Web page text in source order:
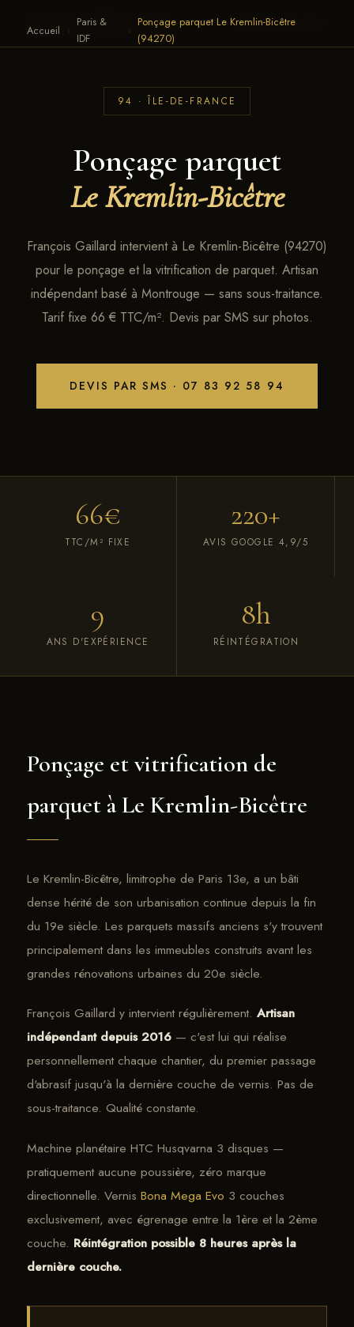
François Gaillard · Parquet ← RETOUR AU SITE
Accueil ›
Paris &
IDF
›
Ponçage parquet Le Kremlin-Bicêtre
(94270)
94 · ÎLE-DE-FRANCE
Ponçage parquet
Le Kremlin-Bicêtre
François Gaillard intervient à Le Kremlin-Bicêtre (94270)
pour le ponçage et la vitrification de parquet. Artisan
indépendant basé à Montrouge — sans sous-traitance.
Tarif fixe 66 € TTC/m². Devis par SMS sur photos.
DEVIS PAR SMS · 07 83 92 58 94
66€
TTC/M² FIXE
220+
AVIS GOOGLE 4,9/5
9
ANS D'EXPÉRIENCE
8h
RÉINTÉGRATION
Ponçage et vitrification de
parquet à Le Kremlin-Bicêtre
Le Kremlin-Bicêtre, limitrophe de Paris 13e, a un bâti
dense hérité de son urbanisation continue depuis la fin
du 19e siècle. Les parquets massifs anciens s'y trouvent
principalement dans les immeubles construits avant les
grandes rénovations urbaines du 20e siècle.
François Gaillard y intervient régulièrement. Artisan
indépendant depuis 2016 — c'est lui qui réalise
personnellement chaque chantier, du premier passage
d'abrasif jusqu'à la dernière couche de vernis. Pas de
sous-traitance. Qualité constante.
Machine planétaire HTC Husqvarna 3 disques —
pratiquement aucune poussière, zéro marque
directionnelle. Vernis Bona Mega Evo 3 couches
exclusivement, avec égrenage entre la 1ère et la 2ème
couche. Réintégration possible 8 heures après la
dernière couche.